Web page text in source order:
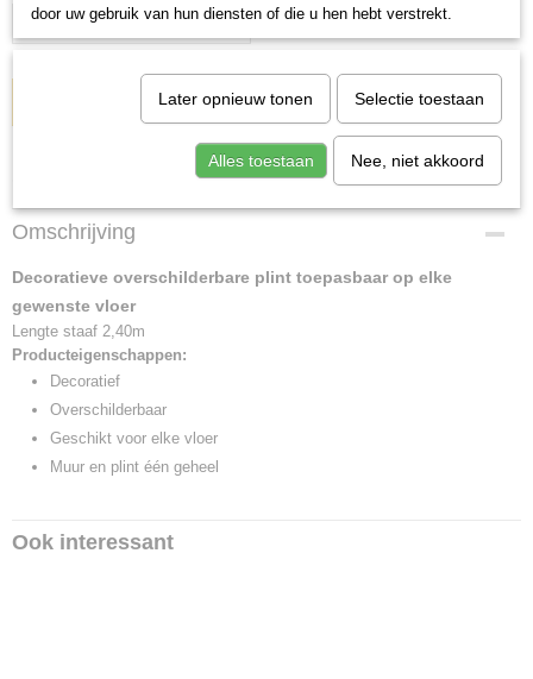
IN WINKELWAGEN
Afmetingen (l,b,h)
2,40 x 1,50 x 0 cm
Omschrijving
Decoratieve overschilderbare plint toepasbaar op elke
gewenste vloer
Lengte staaf 2,40m
Producteigenschappen:
Decoratief
Overschilderbaar
Geschikt voor elke vloer
Muur en plint één geheel
Ook interessant
door uw gebruik van hun diensten of die u hen hebt verstrekt.
Later opnieuw tonen Selectie toestaan
Alles toestaan Nee, niet akkoord